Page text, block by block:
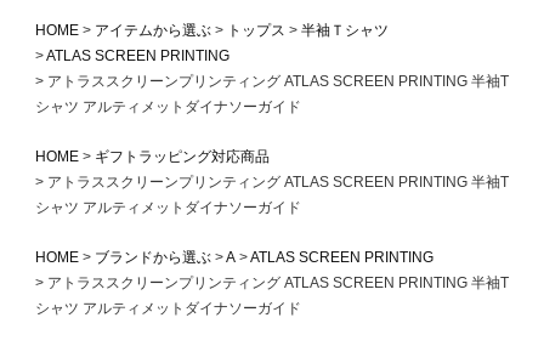
HOME アイテムから選ぶ トップス
半袖Ｔシャツ
ATLAS SCREEN PRINTING
アトラススクリーンプリンティング ATLAS SCREEN PRINTING 半袖T
シャツ アルティメットダイナソーガイド
HOME
ギフトラッピング対応商品
アトラススクリーンプリンティング ATLAS SCREEN PRINTING 半袖T
シャツ アルティメットダイナソーガイド
HOME ブランドから選ぶ A
ATLAS SCREEN PRINTING
アトラススクリーンプリンティング ATLAS SCREEN PRINTING 半袖T
シャツ アルティメットダイナソーガイド